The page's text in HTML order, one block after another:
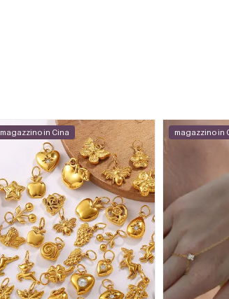
magazzino in Cina magazzino in